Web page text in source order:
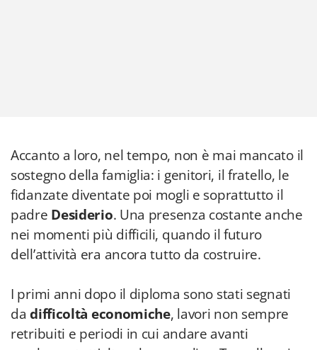
Accanto a loro, nel tempo, non è mai mancato il
sostegno della famiglia: i genitori, il fratello, le
fidanzate diventate poi mogli e soprattutto il
padre Desiderio. Una presenza costante anche
nei momenti più difficili, quando il futuro
dell’attività era ancora tutto da costruire.
I primi anni dopo il diploma sono stati segnati
dadifficoltà economiche, lavori non sempre
retribuiti e periodi in cui andare avanti